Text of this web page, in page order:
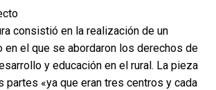
consistió en la realización de un
en el que se abordaron los derechos de
y educación en el rural. La pieza
partes «ya que eran tres centros y cada